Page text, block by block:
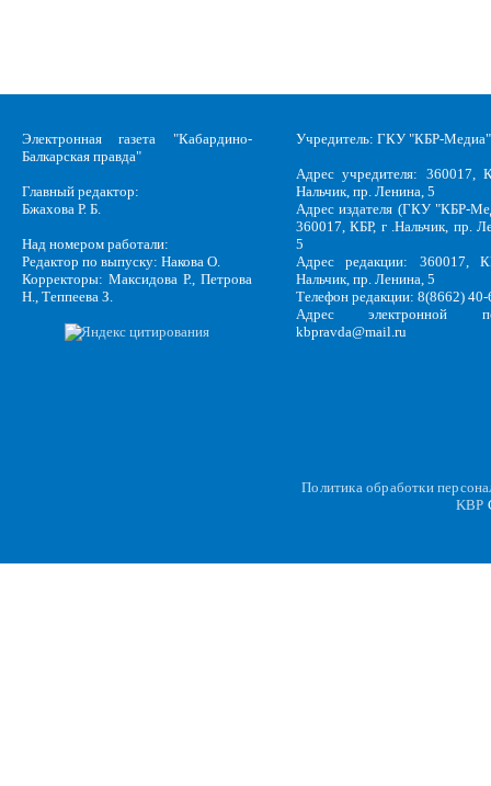
Электронная газета "Кабардино-
Балкарская правда"
Главный редактор:
Бжахова Р. Б.
Над номером работали:
Редактор по выпуску: Накова О.
Корректоры: Максидова Р., Петрова
Н., Теппеева З.
Учредитель: ГКУ "КБР-Медиа"
Адрес учредителя: 360017,
Нальчик, пр. Ленина, 5
Адрес издателя (ГКУ "КБР-
360017, КБР, г .Нальчик, пр.
5
Адрес редакции: 360017,
Нальчик, пр. Ленина, 5
Телефон редакции: 8(8662)
Адрес электронной
kbpravda@mail.ru
Политика обработки
KBP